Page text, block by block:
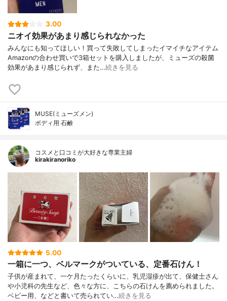
3.00
ニオイ効果があまり感じられなかった
みんなにも知ってほしい！買って失敗してしまったイマイチなアイテム
Amazonの合わせ買いで3箱セットを購入しましたが、ミューズの殺菌
効果があまり感じられず、また…続きを見る
MUSE(ミューズメン)
ボディ用 石鹸
コスメと口コミが大好きな専業主婦
kirakiranoriko
5.00
一箱に一つ、ベルマークがついている、定番石けん！
子供が産まれて、一ケ月たったくらいに、乳児湿疹が出て、保健士さん
や小児科の先生など、色々な方に、こちらの石けんを薦められました。
ベビー用、などと書いて売られてい…続きを見る